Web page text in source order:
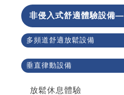
非侵入式舒適體驗設備—
多頻道舒適放鬆設備
垂直律動設備
放鬆休息體驗